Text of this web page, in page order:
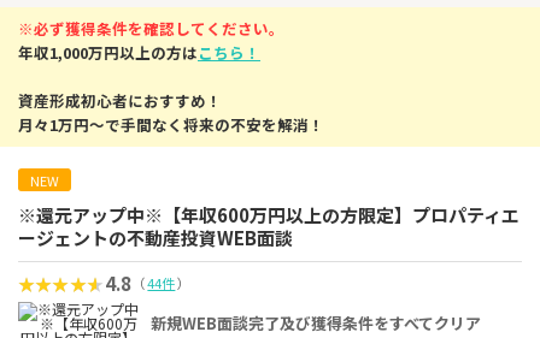
※必ず獲得条件を確認してください。
年収1,000万円以上の方はこちら！
資産形成初心者におすすめ！
月々1万円～で手間なく将来の不安を解消！
NEW
※還元アップ中※【年収600万円以上の方限定】プロパティエ
ージェントの不動産投資WEB面談
4.8 （44件）
新規WEB面談完了及び獲得条件をすべてクリア